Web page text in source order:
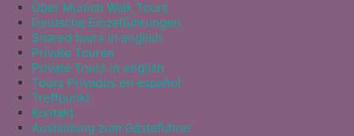
Über Munich Walk Tours
Deutsche Einzelführungen
Shared tours in english
Private Touren
Private Tours in english
Tours Privados en español
Treffpunkt
Kontakt
Ausbildung zum Gästeführer